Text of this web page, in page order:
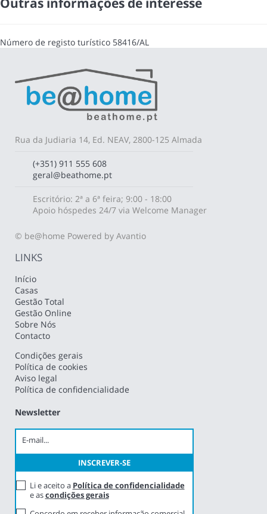
Número de registo turístico 58416/AL
Rua da Judiaria 14, Ed. NEAV, 2800-125 Almada
(+351) 911 555 608
geral@beathome.pt
Escritório: 2ª a 6ª feira; 9:00 - 18:00
Apoio hóspedes 24/7 via Welcome Manager
© be@home Powered by Avantio
LINKS
Início
Casas
Gestão Total
Gestão Online
Sobre Nós
Contacto
Condições gerais
Política de cookies
Aviso legal
Política de confidencialidade
Newsletter
Li e aceito a Política de confidencialidade
e ascondições gerais